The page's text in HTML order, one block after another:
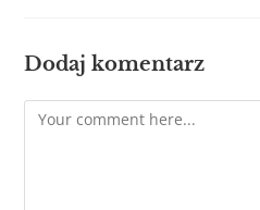
Dodaj komentarz